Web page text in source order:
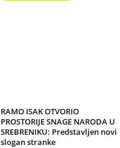
RAMO ISAK OTVORIO
PROSTORIJE SNAGE NARODA U
SREBRENIKU: Predstavljen novi
slogan stranke